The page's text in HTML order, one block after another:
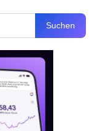
Suchen